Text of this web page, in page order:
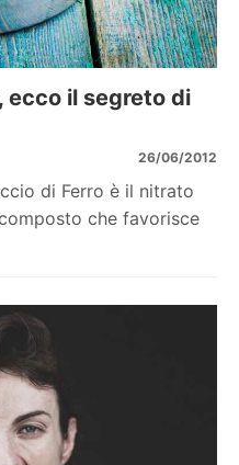
ecco il segreto di
26/06/2012
di Ferro è il nitrato
che favorisce